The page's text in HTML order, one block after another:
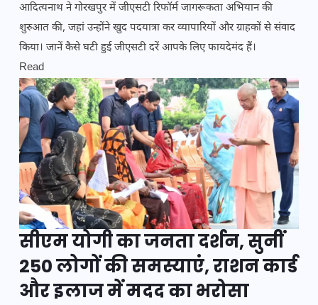
आदित्यनाथ ने गोरखपुर में जीएसटी रिफॉर्म जागरूकता अभियान की
शुरुआत की, जहां उन्होंने खुद पदयात्रा कर व्यापारियों और ग्राहकों से संवाद
किया। जानें कैसे घटी हुई जीएसटी दरें आपके लिए फायदेमंद हैं।
Read
सीएम योगी का जनता दर्शन, सुनीं
250 लोगों की समस्याएं, राशन कार्ड
और इलाज में मदद का भरोसा